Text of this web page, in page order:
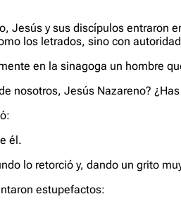
Jesús y sus discípulos entraron
los letrados, sino con
en la sinagoga un hombre
nosotros, Jesús Nazareno?
él.
lo retorció y, dando un grito
estupefactos: